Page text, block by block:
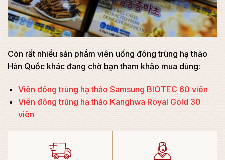
Còn rất nhiều sản phẩm viên uống đông trùng hạ thảo
Hàn Quốc khác đang chờ bạn tham khảo mua dùng:
Viên đông trùng hạ thảo Samsung BIOTEC 60 viên
Viên đông trùng hạ thảo Kanghwa Royal Gold 30
viên